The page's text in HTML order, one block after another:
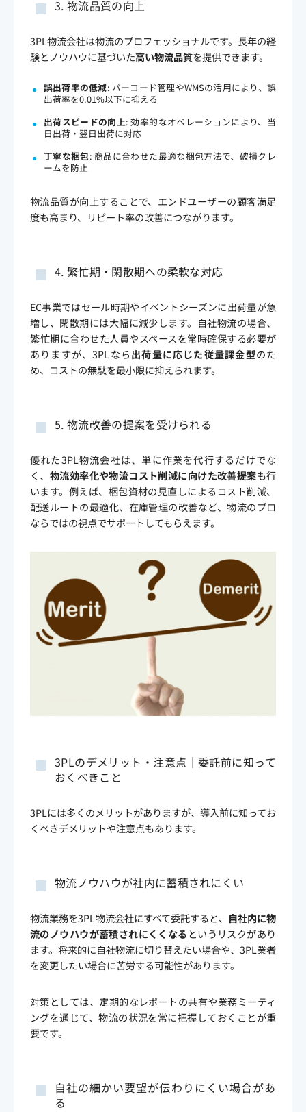
3. 物流品質の向上
3PL物流会社は物流のプロフェッショナルです。長年の経
験とノウハウに基づいた高い物流品質を提供できます。
誤出荷率の低減: バーコード管理やWMSの活用により、誤
出荷率を0.01%以下に抑える
出荷スピードの向上: 効率的なオペレーションにより、当
日出荷・翌日出荷に対応
丁寧な梱包: 商品に合わせた最適な梱包方法で、破損クレ
ームを防止
物流品質が向上することで、エンドユーザーの顧客満足
度も高まり、リピート率の改善につながります。
4. 繁忙期・閑散期への柔軟な対応
EC事業ではセール時期やイベントシーズンに出荷量が急
増し、閑散期には大幅に減少します。自社物流の場合、
繁忙期に合わせた人員やスペースを常時確保する必要が
ありますが、3PLなら 出荷量に応じた従量課金型のた
め、コストの無駄を最小限に抑えられます。
5. 物流改善の提案を受けられる
優れた3PL物流会社は、単に作業を代行するだけでな
く、 物流効率化や物流コスト削減に向けた改善提案も行
います。例えば、梱包資材の見直しによるコスト削減、
配送ルートの最適化、在庫管理の改善など、物流のプロ
ならではの視点でサポートしてもらえます。
3PLのデメリット・注意点｜委託前に知って
おくべきこと
3PLには多くのメリットがありますが、導入前に知ってお
くべきデメリットや注意点もあります。
物流ノウハウが社内に蓄積されにくい
物流業務を3PL物流会社にすべて委託すると、 自社内に物
流のノウハウが蓄積されにくくなる というリスクがあり
ます。将来的に自社物流に切り替えたい場合や、3PL業者
を変更したい場合に苦労する可能性があります。
対策としては、定期的なレポートの共有や業務ミーティ
ングを通じて、物流の状況を常に把握しておくことが重
要です。
自社の細かい要望が伝わりにくい場合があ
る